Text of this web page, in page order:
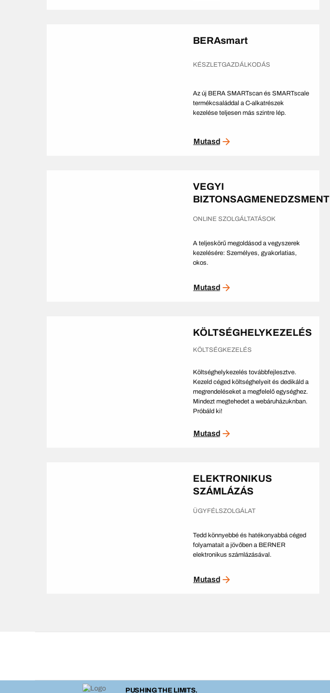
BERAsmart
KÉSZLETGAZDÁLKODÁS
Az új BERA SMARTscan és SMARTscale
termékcsaláddal a C-alkatrészek
kezelése teljesen más szintre lép.
Mutasd
VEGYI
BIZTONSAGMENEDZSMENT
ONLINE SZOLGÁLTATÁSOK
A teljeskörű megoldásod a vegyszerek
kezelésére: Személyes, gyakorlatias,
okos.
Mutasd
KÖLTSÉGHELYKEZELÉS
KÖLTSÉGKEZELÉS
Költséghelykezelés továbbfejlesztve.
Kezeld céged költséghelyeit és dedikáld a
megrendeléseket a megfelelő egységhez.
Mindezt megtehedet a webáruházuknban.
Próbáld ki!
Mutasd
ELEKTRONIKUS
SZÁMLÁZÁS
ÜGYFÉLSZOLGÁLAT
Tedd könnyebbé és hatékonyabbá céged
folyamatait a jövőben a BERNER
elektronikus számlázásával.
Mutasd
PUSHING THE LIMITS.